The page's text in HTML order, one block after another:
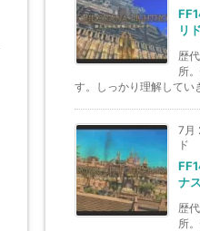
リ
歴
所
す。しっかり理解してい
7月
ド
ナ
歴
所